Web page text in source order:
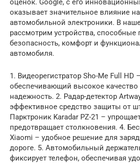
оказывает значительное влияние
автомобильной электроники. В
рассмотрим устройства, способные
безопасность, комфорт и
автомобиля.
1. Видеорегистратор Sho-Me Full HD
обеспечивающий высокое качество
надежность. 2. Радар-детектор
эффективное средство защиты от
Парктроник Karadar PZ-21 –
предотвращает столкновения. 4.
Xiaomi – удобное решение для
дороге. 5. Автомобильный
фиксирует телефон, обеспечивая